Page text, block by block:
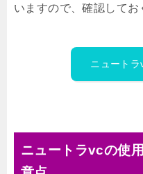
いますので、確認してお
ニュートラ
ニュートラvcの使